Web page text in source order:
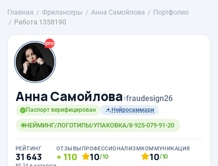
Главная Фрилансеры Анна Самойлова
Портфолио
Работа 1358190
Анна Самойлова›fraudesign26
Паспорт верифицирован Нейросаммари
НЕЙМИНГ/ЛОГОТИПЫ/УПАКОВКА/8-925-079-91-20
РЕЙТИНГ
31 643
ОТЗЫВЫ
110
ПРОФЕССИОНАЛИЗМ
10/10
КОММУНИКАЦИЯ
10/10